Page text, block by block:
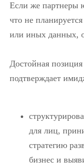
Если же партнеры
что не
или иных данных,
Достойная
подтверждает
для лиц,
стратегию
бизнес и